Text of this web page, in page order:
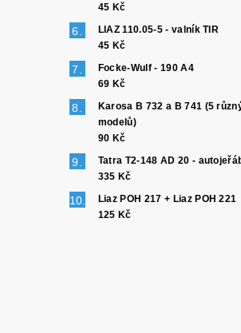
45 Kč
LIAZ 110.05-5 - valník TIR
45 Kč
Focke-Wulf - 190 A4
69 Kč
Karosa B 732 a B 741 (5
modelů)
90 Kč
Tatra T2-148 AD 20 -
335 Kč
Liaz POH 217 + Liaz POH 221
125 Kč